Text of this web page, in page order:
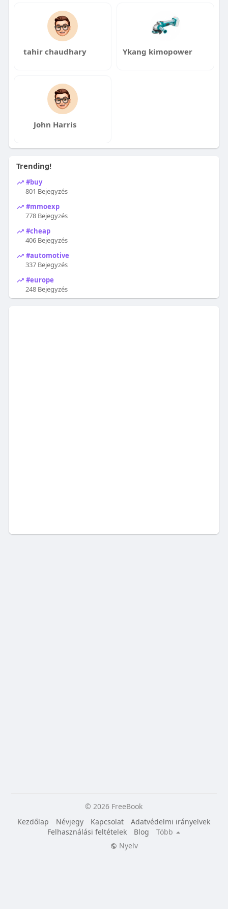
tahir chaudhary Ykang kimopower
John Harris
Trending!
#buy
801 Bejegyzés
#mmoexp
778 Bejegyzés
#cheap
406 Bejegyzés
#automotive
337 Bejegyzés
#europe
248 Bejegyzés
© 2026 FreeBook
Kezdőlap
Névjegy Kapcsolat
Adatvédelmi irányelvek
Felhasználási feltételek
Blog
Több
Nyelv